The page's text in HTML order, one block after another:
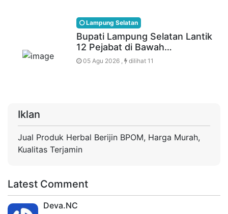
Lampung Selatan
Bupati Lampung Selatan Lantik
12 Pejabat di Bawah…
05 Agu 2026 , dilihat 11
Iklan
Jual Produk Herbal Berijin BPOM, Harga Murah,
Kualitas Terjamin
Latest Comment
Deva.NC